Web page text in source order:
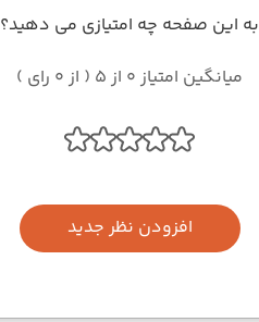
به این صفحه چه امتیازی می دهید؟
میانگین امتیاز 0 از 5 ( از 0 رای )
افزودن نظر جدید